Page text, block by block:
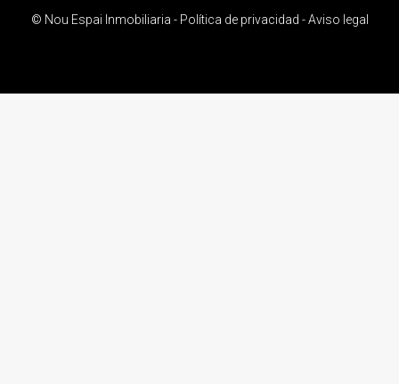
© Nou Espai Inmobiliaria - Política de privacidad -Aviso legal